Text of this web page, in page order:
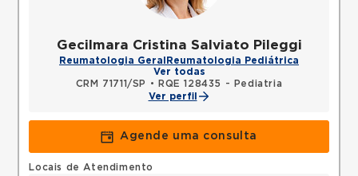
Gecilmara Cristina Salviato Pileggi
Reumatologia Geral Reumatologia Pediátrica
Ver todas
CRM 71711/SP
•
RQE 128435 - Pediatria
Ver perfil
Agende uma consulta
Locais de Atendimento